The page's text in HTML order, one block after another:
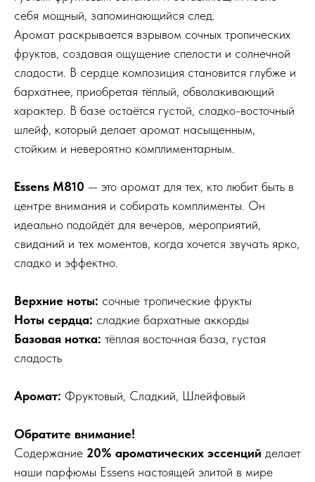
себя мощный, запоминающийся след.
Аромат раскрывается взрывом сочных тропических
фруктов, создавая ощущение спелости и солнечной
сладости. В сердце композиция становится глубже и
бархатнее, приобретая тёплый, обволакивающий
характер. В базе остаётся густой, сладко-восточный
шлейф, который делает аромат насыщенным,
стойким и невероятно комплиментарным.
Essens M810 — это аромат для тех, кто любит быть в
центре внимания и собирать комплименты. Он
идеально подойдёт для вечеров, мероприятий,
свиданий и тех моментов, когда хочется звучать ярко,
сладко и эффектно.
Верхние ноты: сочные тропические фрукты
Ноты сердца: сладкие бархатные аккорды
Базовая нотка: тёплая восточная база, густая
сладость
Аромат: Фруктовый, Сладкий, Шлейфовый
Обратите внимание!
Содержание 20% ароматических эссенций делает
наши парфюмы Essens настоящей элитой в мире